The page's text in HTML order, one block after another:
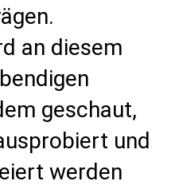
an diesem
geschaut,
und
werden